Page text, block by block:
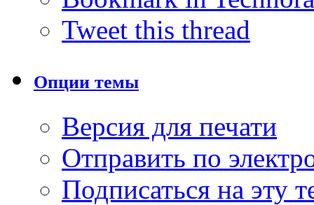
Tweet this thread
Опции темы
Версия для печати
Отправить по
Подписаться на эту